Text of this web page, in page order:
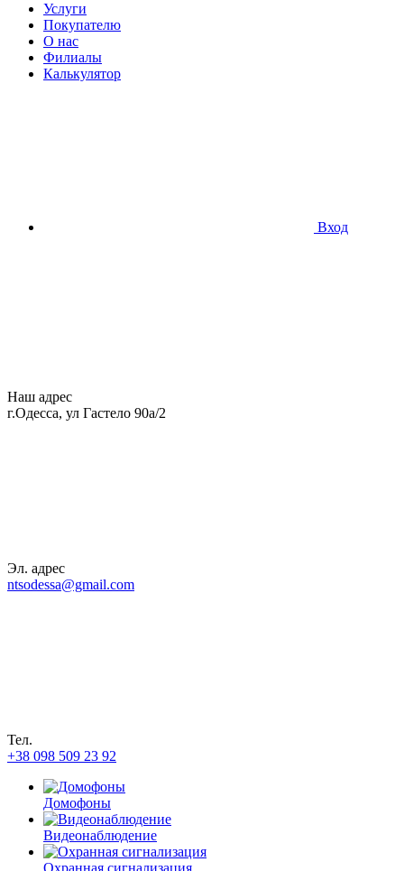
Услуги
Покупателю
О нас
Филиалы
Калькулятор
Вход
Наш адрес
г.Одесса, ул Гастело 90а/2
Эл. адрес
ntsodessa@gmail.com
Тел.
+38 098 509 23 92
Домофоны
Видеонаблюдение
Охранная сигнализация